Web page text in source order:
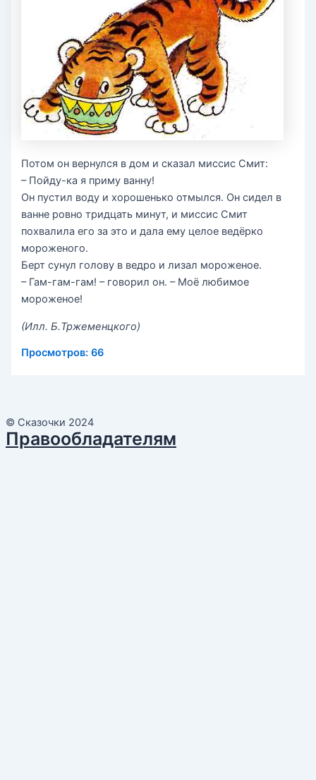
Потом он вернулся в дом и сказал миссис Смит:
– Пойду-ка я приму ванну!
Он пустил воду и хорошенько отмылся. Он сидел в
ванне ровно тридцать минут, и миссис Смит
похвалила его за это и дала ему целое ведёрко
мороженого.
Берт сунул голову в ведро и лизал мороженое.
– Гам-гам-гам! – говорил он. – Моё любимое
мороженое!
(Илл. Б.Тржеменцкого)
Просмотров: 66
© Сказочки 2024
Правообладателям